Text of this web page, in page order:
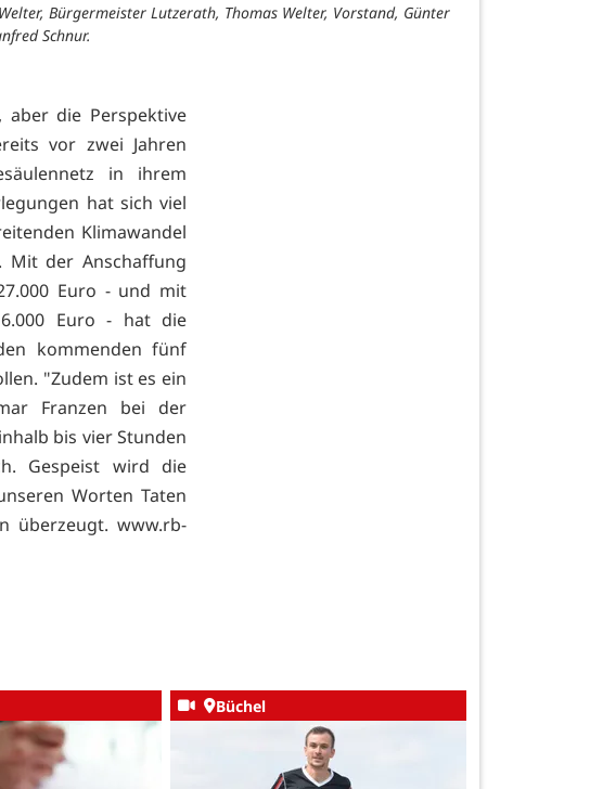
Bürgermeister Lutzerath, Thomas Welter, Vorstand, Günter
Schnur.
die Perspektive
vor zwei Jahren
in ihrem
hat sich viel
Klimawandel
Mit der Anschaffung
Euro - und mit
Euro - hat die
kommenden fünf
"Zudem ist es ein
Franzen bei der
bis vier Stunden
Gespeist wird die
Worten Taten
überzeugt. www.rb-
Büchel